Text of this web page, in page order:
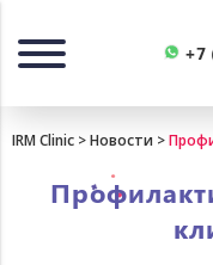
+7
IRM Clinic >Новости >